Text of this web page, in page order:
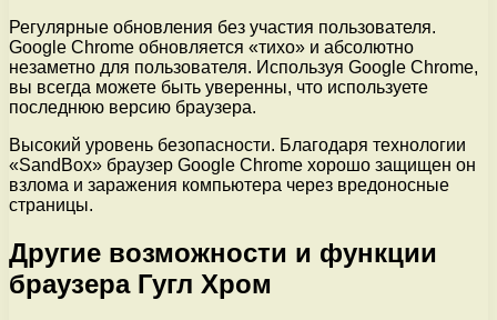
Регулярные обновления без участия пользователя.
Google Chrome обновляется «тихо» и абсолютно
незаметно для пользователя. Используя Google Chrome,
вы всегда можете быть уверенны, что используете
последнюю версию браузера.
Высокий уровень безопасности. Благодаря технологии
«SandBox» браузер Google Chrome хорошо защищен он
взлома и заражения компьютера через вредоносные
страницы.
Другие возможности и функции
браузера Гугл Хром